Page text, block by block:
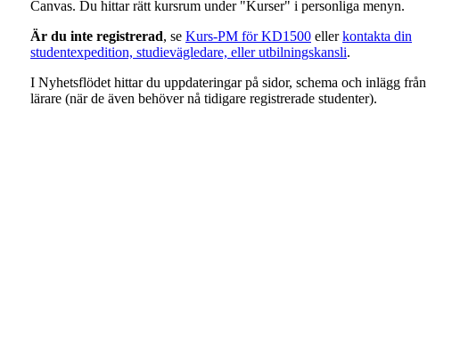
Canvas. Du hittar rätt kursrum under "Kurser" i personliga menyn.
Är du inte registrerad, se Kurs-PM för KD1500 ellerkontakta din
studentexpedition, studievägledare, eller utbilningskansli.
I Nyhetsflödet hittar du uppdateringar på sidor, schema och inlägg från
lärare (när de även behöver nå tidigare registrerade studenter).